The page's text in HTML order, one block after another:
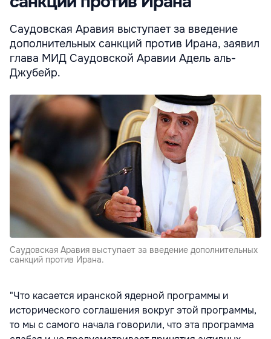
Саудовская Аравия выступает за введение
дополнительных санкций против Ирана, заявил
глава МИД Саудовской Аравии Адель аль-
Джубейр.
Саудовская Аравия выступает за введение дополнительных
санкций против Ирана.
"Что касается иранской ядерной программы и
исторического соглашения вокруг этой программы,
то мы с самого начала говорили, что эта программа